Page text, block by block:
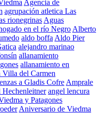
Agencia de
agrupación atletica Las
rionegrinas Aguas
en el río Negro Alberto
aldo boffa Aldo Pier
alejandro marinao
allanamiento
allanamiento en
Villa del Carmen
a Gladis Cofre Amprale
Hechenleitner angel lencura
y Patagones
Aniversario de Viedma